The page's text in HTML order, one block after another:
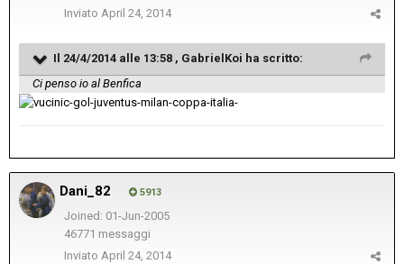
Inviato April 24, 2014
Il 24/4/2014 alle 13:58 , GabrielKoi ha scritto:
Ci penso io al Benfica
Dani_82 5913
Joined: 01-Jun-2005
46771 messaggi
Inviato April 24, 2014